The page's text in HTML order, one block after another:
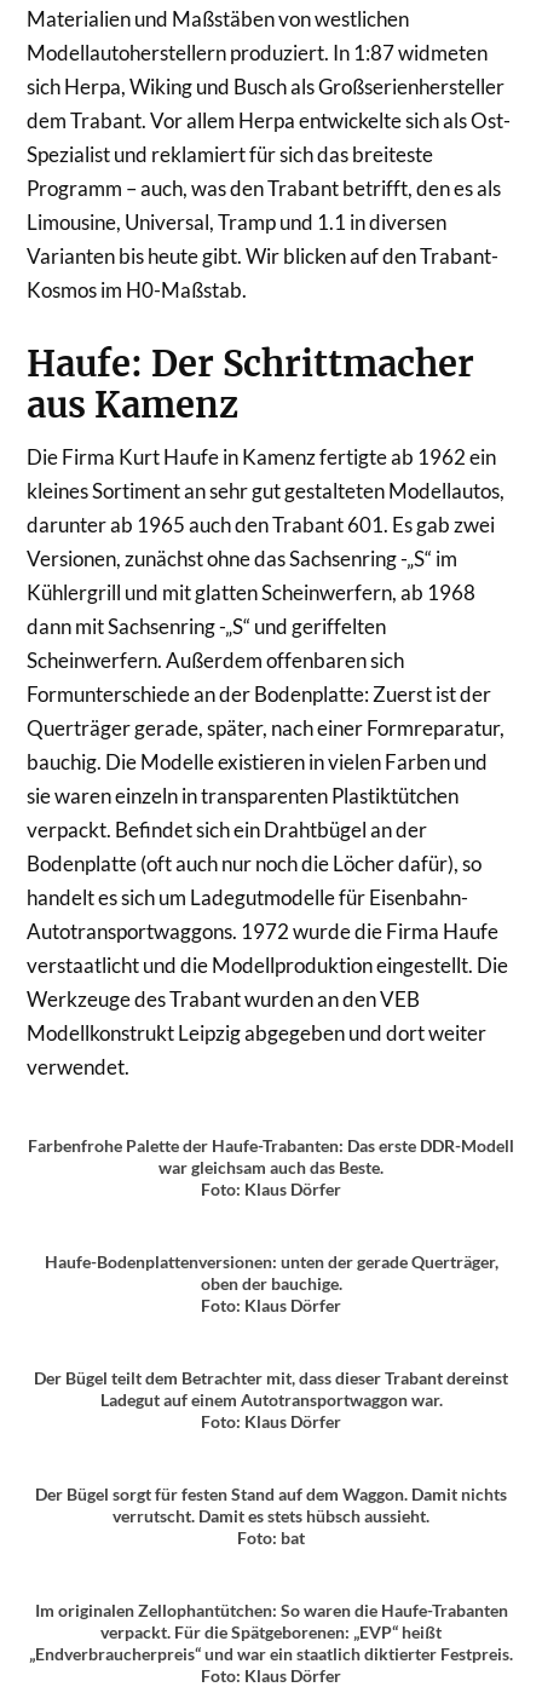
Materialien und Maßstäben von westlichen
Modellautoherstellern produziert. In 1:87 widmeten
sich Herpa, Wiking und Busch als Großserienhersteller
dem Trabant. Vor allem Herpa entwickelte sich als Ost-
Spezialist und reklamiert für sich das breiteste
Programm – auch, was den Trabant betrifft, den es als
Limousine, Universal, Tramp und 1.1 in diversen
Varianten bis heute gibt. Wir blicken auf den Trabant-
Kosmos im H0-Maßstab.
Haufe: Der Schrittmacher
aus Kamenz
Die Firma Kurt Haufe in Kamenz fertigte ab 1962 ein
kleines Sortiment an sehr gut gestalteten Modellautos,
darunter ab 1965 auch den Trabant 601. Es gab zwei
Versionen, zunächst ohne das Sachsenring -„S“ im
Kühlergrill und mit glatten Scheinwerfern, ab 1968
dann mit Sachsenring -„S“ und geriffelten
Scheinwerfern. Außerdem offenbaren sich
Formunterschiede an der Bodenplatte: Zuerst ist der
Querträger gerade, später, nach einer Formreparatur,
bauchig. Die Modelle existieren in vielen Farben und
sie waren einzeln in transparenten Plastiktütchen
verpackt. Befindet sich ein Drahtbügel an der
Bodenplatte (oft auch nur noch die Löcher dafür), so
handelt es sich um Ladegutmodelle für Eisenbahn-
Autotransportwaggons. 1972 wurde die Firma Haufe
verstaatlicht und die Modellproduktion eingestellt. Die
Werkzeuge des Trabant wurden an den VEB
Modellkonstrukt Leipzig abgegeben und dort weiter
verwendet.
Farbenfrohe Palette der Haufe-Trabanten: Das erste DDR-Modell
war gleichsam auch das Beste.
Foto: Klaus Dörfer
Haufe-Bodenplattenversionen: unten der gerade Querträger,
oben der bauchige.
Foto: Klaus Dörfer
Der Bügel teilt dem Betrachter mit, dass dieser Trabant dereinst
Ladegut auf einem Autotransportwaggon war.
Foto: Klaus Dörfer
Der Bügel sorgt für festen Stand auf dem Waggon. Damit nichts
verrutscht. Damit es stets hübsch aussieht.
Foto: bat
Im originalen Zellophantütchen: So waren die Haufe-Trabanten
verpackt. Für die Spätgeborenen: „EVP“ heißt
„Endverbraucherpreis“ und war ein staatlich diktierter Festpreis.
Foto: Klaus Dörfer